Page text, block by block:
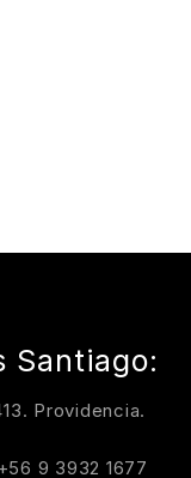
Santiago:
Providencia.
9 3932 1677